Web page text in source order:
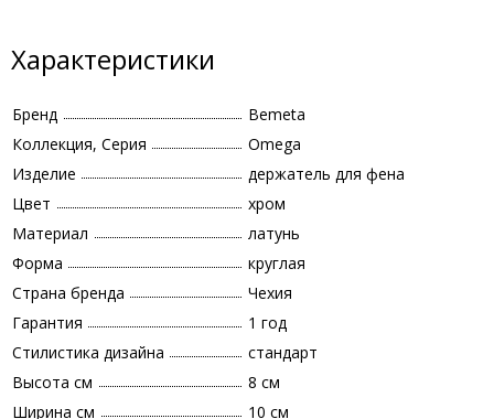
Характеристики
Бренд
Bemeta
Коллекция, Серия
Omega
Изделие
держатель для фена
Цвет
хром
Материал
латунь
Форма
круглая
Страна бренда
Чехия
Гарантия
1 год
Стилистика дизайна
стандарт
Высота см
8 см
Ширина см
10 см